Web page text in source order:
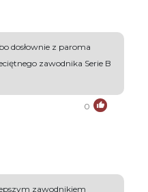
dosłownie z paroma
zawodnika Serie B
0
zawodnikiem